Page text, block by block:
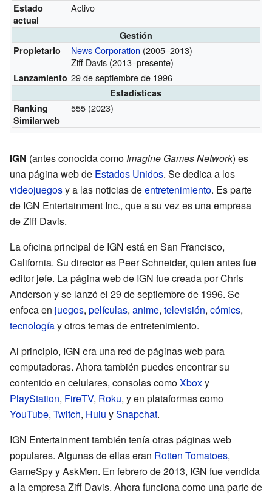
Estado
actual
Activo
Gestión
Propietario
News Corporation (2005–2013)
Ziff Davis (2013–presente)
Lanzamiento 29 de septiembre de 1996
Estadísticas
Ranking
Similarweb
555 (2023)
IGN (antes conocida como Imagine Games Network) es
una página web de Estados Unidos. Se dedica a los
videojuegosy a las noticias deentretenimiento. Es parte
de IGN Entertainment Inc., que a su vez es una empresa
de Ziff Davis.
La oficina principal de IGN está en San Francisco,
California. Su director es Peer Schneider, quien antes fue
editor jefe. La página web de IGN fue creada por Chris
Anderson y se lanzó el 29 de septiembre de 1996. Se
enfoca en juegos, películas, anime, televisión, cómics,
tecnologíay otros temas de entretenimiento.
Al principio, IGN era una red de páginas web para
computadoras. Ahora también puedes encontrar su
contenido en celulares, consolas comoXboxy
PlayStation, FireTV, Roku, y en plataformas como
YouTube, Twitch, Hulu ySnapchat.
IGN Entertainment también tenía otras páginas web
populares. Algunas de ellas eran Rotten Tomatoes,
GameSpy y AskMen. En febrero de 2013, IGN fue vendida
a la empresa Ziff Davis. Ahora funciona como una parte de